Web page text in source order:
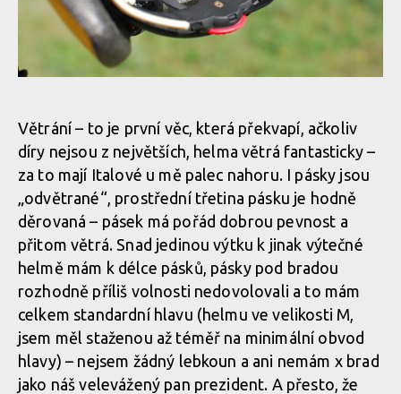
Větrání – to je první věc, která překvapí, ačkoliv
díry nejsou z největších, helma větrá fantasticky –
za to mají Italové u mě palec nahoru. I pásky jsou
„odvětrané“, prostřední třetina pásku je hodně
děrovaná – pásek má pořád dobrou pevnost a
přitom větrá. Snad jedinou výtku k jinak výtečné
helmě mám k délce pásků, pásky pod bradou
rozhodně příliš volnosti nedovolovali a to mám
celkem standardní hlavu (helmu ve velikosti M,
jsem měl staženou až téměř na minimální obvod
hlavy) – nejsem žádný lebkoun a ani nemám x brad
jako náš velevážený pan prezident. A přesto, že